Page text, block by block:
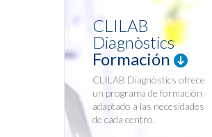
CLILAB
Diagnòstics
Formación
CLILAB Diagnòstics ofrece
un programa de formación
adaptado a las necesidades
de cada centro.